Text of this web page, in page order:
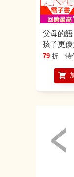
父母的
孩子更
79 折 特